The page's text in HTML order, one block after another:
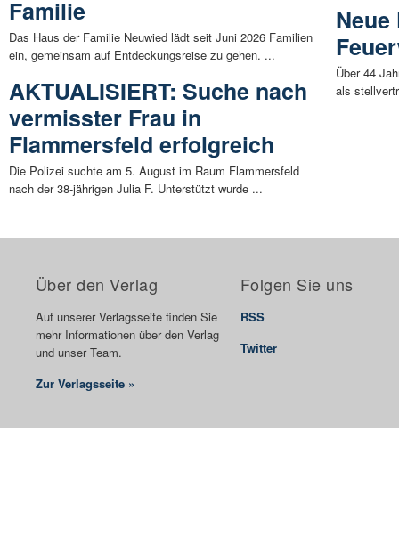
Familie
Das Haus der Familie Neuwied lädt seit Juni 2026 Familien
ein, gemeinsam auf Entdeckungsreise zu gehen. ...
AKTUALISIERT: Suche nach
vermisster Frau in
Flammersfeld erfolgreich
Die Polizei suchte am 5. August im Raum Flammersfeld
nach der 38-jährigen Julia F. Unterstützt wurde ...
Über 44
als
Über den Verlag
Auf unserer Verlagsseite finden Sie
mehr Informationen über den Verlag
und unser Team.
Zur Verlagsseite »
Folgen Sie uns
RSS
Twitter